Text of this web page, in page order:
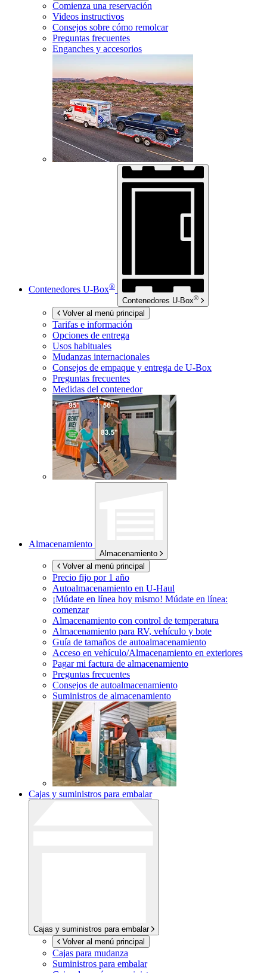
Comienza una reservación
Videos instructivos
Consejos sobre cómo remolcar
Preguntas frecuentes
Enganches y accesorios
Contenedores U-Box®
Contenedores U-Box®
Volver al menú principal
Tarifas e información
Opciones de entrega
Usos habituales
Mudanzas internacionales
Consejos de empaque y entrega de U-Box
Preguntas frecuentes
Medidas del contenedor
Almacenamiento
Almacenamiento
Volver al menú principal
Precio fijo por 1 año
Autoalmacenamiento en U-Haul
¡Múdate en línea hoy mismo! Múdate en línea:
comenzar
Almacenamiento con control de temperatura
Almacenamiento para RV, vehículo y bote
Guía de tamaños de autoalmacenamiento
Acceso en vehículo/Almacenamiento en exteriores
Pagar mi factura de almacenamiento
Preguntas frecuentes
Consejos de autoalmacenamiento
Suministros de almacenamiento
Cajas y suministros para embalar
Cajas y suministros para embalar
Volver al menú principal
Cajas para mudanza
Suministros para embalar